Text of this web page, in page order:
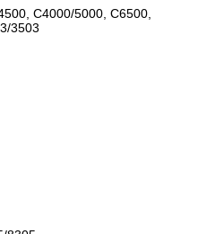
C4000/5000, C6500,
3503